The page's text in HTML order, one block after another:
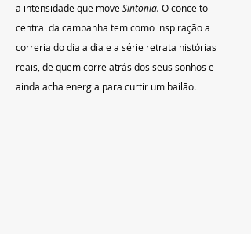
a intensidade que move Sintonia. O conceito
central da campanha tem como inspiração a
correria do dia a dia e a série retrata histórias
reais, de quem corre atrás dos seus sonhos e
ainda acha energia para curtir um bailão.